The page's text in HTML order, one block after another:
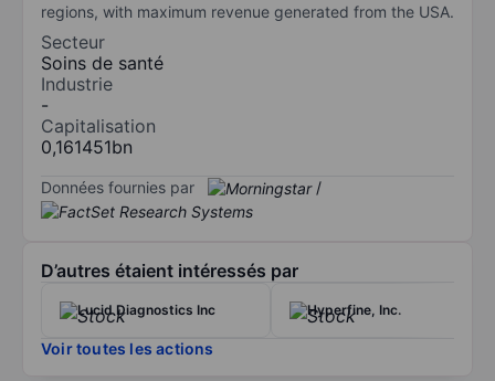
regions, with maximum revenue generated from the USA.
Secteur
Soins de santé
Industrie
-
Capitalisation
0,161451bn
Données fournies par /
D’autres étaient intéressés par
Lucid Diagnostics Inc Hyperfine, Inc.
Voir toutes les actions